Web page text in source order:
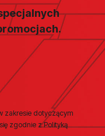
zakresie dotyczącym
zgodnie z Polityką